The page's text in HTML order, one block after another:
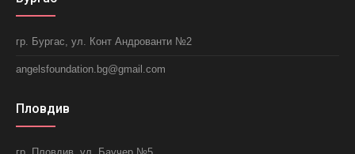
гр. Бургас, ул. Конт Андрованти №2
angelsfoundation.bg@gmail.com
Пловдив